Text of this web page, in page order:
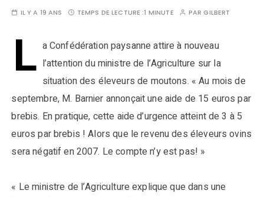
IL Y A 19 ANS TEMPS DE LECTURE :1 MINUTE PARGILBERT
L a Confédération paysanne attire à nouveau
l’attention du ministre de l’Agriculture sur la
situation des éleveurs de moutons. « Au mois de
septembre, M. Barnier annonçait une aide de 15 euros par
brebis. En pratique, cette aide d’urgence atteint de 3 à 5
euros par brebis ! Alors que le revenu des éleveurs ovins
sera négatif en 2007. Le compte n’y est pas! »
« Le ministre de l’Agriculture explique que dans une